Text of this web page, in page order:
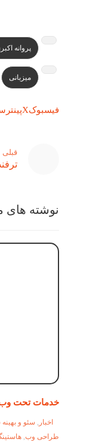
پروانه
میزبانی
فیسبوکX
قبلی
نوشته های
خدمات تحت
اخبار , سئو و
طراحی وب,